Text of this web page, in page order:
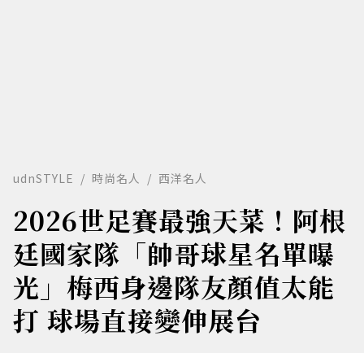
udnSTYLE 時尚名人 西洋名人
2026世足賽最強天菜！阿根
廷國家隊「帥哥球星名單曝
光」梅西身邊隊友顏值太能
打 球場直接變伸展台